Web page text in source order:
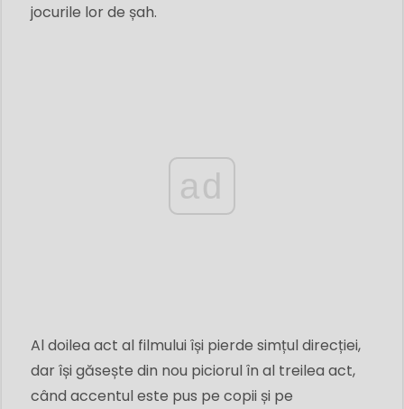
jocurile lor de șah.
ad
Al doilea act al filmului își pierde simțul direcției,
dar își găsește din nou piciorul în al treilea act,
când accentul este pus pe copii și pe